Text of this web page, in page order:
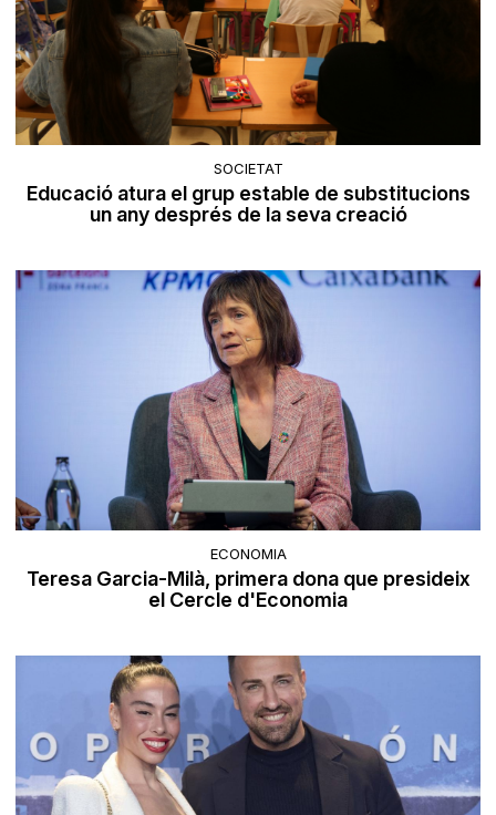
SOCIETAT
Educació atura el grup estable de substitucions
un any després de la seva creació
ECONOMIA
Teresa Garcia-Milà, primera dona que presideix
el Cercle d'Economia